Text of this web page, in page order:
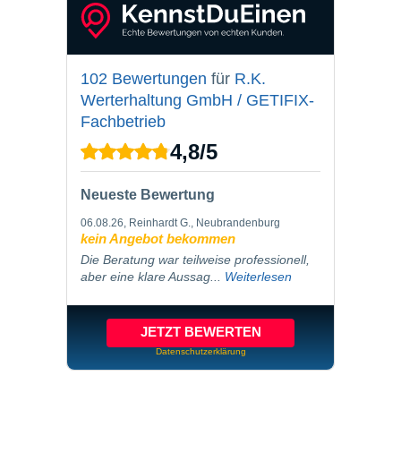
102 Bewertungen für R.K.
Werterhaltung GmbH / GETIFIX-
Fachbetrieb
4,8/5
Neueste Bewertung
06.08.26 , Reinhardt G., Neubrandenburg
kein Angebot bekommen
Die Beratung war teilweise professionell,
aber eine klare Aussag... Weiterlesen
JETZT BEWERTEN
Datenschutzerklärung